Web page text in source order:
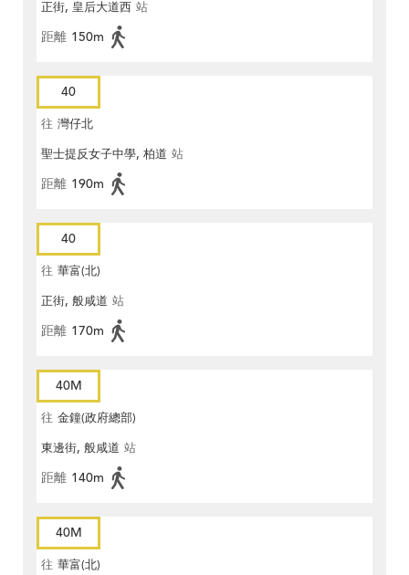
正街, 皇后大道西 站
距離 150m
40
往 灣仔北
聖士提反女子中學, 柏道 站
距離 190m
40
往 華富(北)
正街, 般咸道 站
距離 170m
40M
往 金鐘(政府總部)
東邊街, 般咸道 站
距離 140m
40M
往 華富(北)